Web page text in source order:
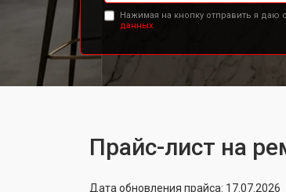
Нажимая на кнопку отправить я даю
данных.
Прайс-лист на
Дата обновления прайса: 17.07.2026